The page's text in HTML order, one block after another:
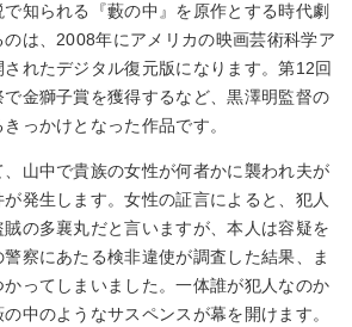
知られる『藪の中』を原作とする時代劇
は、2008年にアメリカの映画芸術科学ア
れたデジタル復元版になります。第12回
金獅子賞を獲得するなど、黒澤明監督の
っかけとなった作品です。
山中で貴族の女性が何者かに襲われ夫が
発生します。女性の証言によると、犯人
の多襄丸だと言いますが、本人は容疑を
察にあたる検非違使が調査した結果、ま
ってしまいました。一体誰が犯人なのか
中のようなサスペンスが幕を開けます。